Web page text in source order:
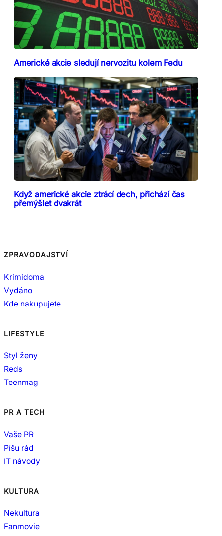
Americké akcie sledují nervozitu kolem Fedu
Když americké akcie ztrácí dech, přichází čas
přemýšlet dvakrát
ZPRAVODAJSTVÍ
Krimidoma
Vydáno
Kde nakupujete
LIFESTYLE
Styl ženy
Reds
Teenmag
PR A TECH
Vaše PR
Píšu rád
IT návody
KULTURA
Nekultura
Fanmovie